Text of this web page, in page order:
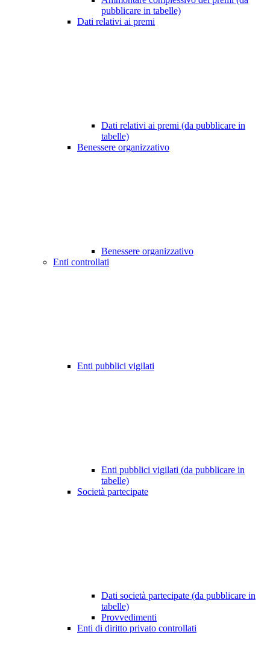
pubblicare in tabelle)
Dati relativi ai premi
Dati relativi ai premi (da pubblicare in
tabelle)
Benessere organizzativo
Benessere organizzativo
Enti controllati
Enti pubblici vigilati
Enti pubblici vigilati (da pubblicare in
tabelle)
Società partecipate
Dati società partecipate (da pubblicare in
tabelle)
Provvedimenti
Enti di diritto privato controllati